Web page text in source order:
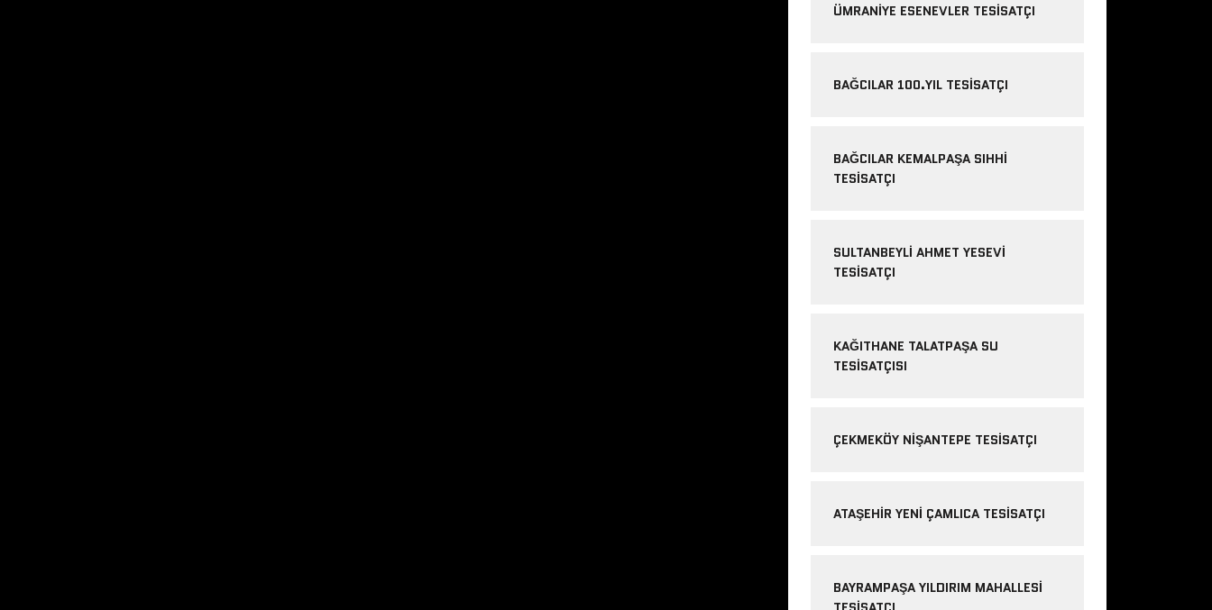
ÜMRANIYE ESENEVLER TESISATÇI
BAĞCILAR 100.YIL TESISATÇI
BAĞCILAR KEMALPAŞA SIHHI
TESISATÇI
SULTANBEYLI AHMET YESEVI
TESISATÇI
KAĞITHANE TALATPAŞA SU
TESISATÇISI
ÇEKMEKÖY NIŞANTEPE TESISATÇI
ATAŞEHIR YENI ÇAMLICA TESISATÇI
BAYRAMPAŞA YILDIRIM MAHALLESI